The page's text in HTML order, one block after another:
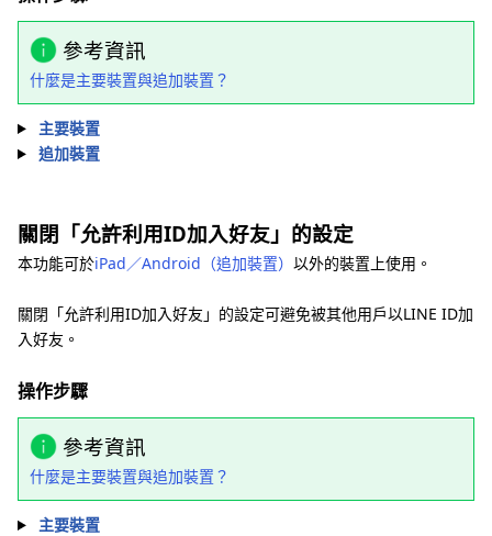
參考資訊
什麼是主要裝置與追加裝置？
主要裝置
追加裝置
關閉「允許利用ID加入好友」的設定
本功能可於iPad／Android（追加裝置） 以外的裝置上使用。
關閉「允許利用ID加入好友」的設定可避免被其他用戶以LINE ID加
入好友。
操作步驟
參考資訊
什麼是主要裝置與追加裝置？
主要裝置